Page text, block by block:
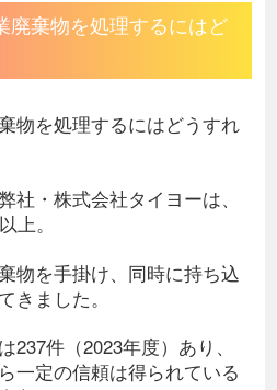
廃棄物を処理するにはど
物を処理するにはどうすれ
社・株式会社タイヨーは、
上。
物を手掛け、同時に持ち込
きました。
件（2023年度）あり、
一定の信頼は得られている